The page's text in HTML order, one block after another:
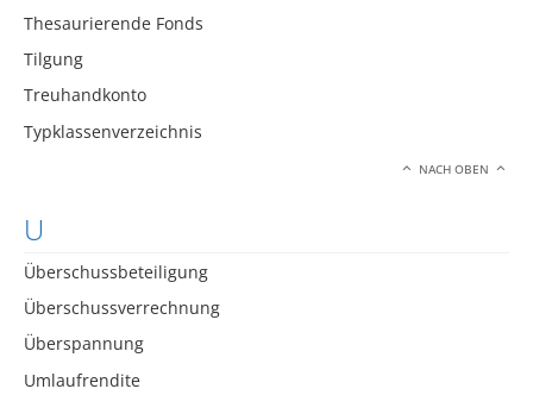
Thesaurierende Fonds
Tilgung
Treuhandkonto
Typklassenverzeichnis
NACH OBEN
U
Überschussbeteiligung
Überschussverrechnung
Überspannung
Umlaufrendite